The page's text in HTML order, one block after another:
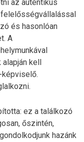
az autentikus
és hasonlóan
A
kell
képviselő.
ez a találkozó
őszintén,
hazánk